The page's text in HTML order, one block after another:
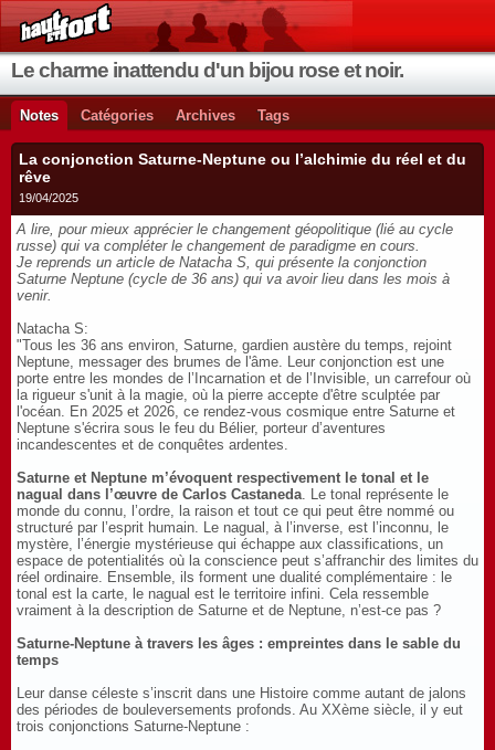
Le charme inattendu d'un bijou rose et noir.
Notes Catégories Archives Tags
La conjonction Saturne-Neptune ou l’alchimie du réel et du
rêve
19/04/2025
A lire, pour mieux apprécier le changement géopolitique (lié au cycle
russe) qui va compléter le changement de paradigme en cours.
Je reprends un article de Natacha S, qui présente la conjonction
Saturne Neptune (cycle de 36 ans) qui va avoir lieu dans les mois à
venir.
Natacha S:
"Tous les 36 ans environ, Saturne, gardien austère du temps, rejoint
Neptune, messager des brumes de l'âme. Leur conjonction est une
porte entre les mondes de l’Incarnation et de l’Invisible, un carrefour où
la rigueur s'unit à la magie, où la pierre accepte d'être sculptée par
l'océan. En 2025 et 2026, ce rendez-vous cosmique entre Saturne et
Neptune s'écrira sous le feu du Bélier, porteur d’aventures
incandescentes et de conquêtes ardentes.
Saturne et Neptune m’évoquent respectivement le tonal et le
nagual dans l’œuvre de Carlos Castaneda. Le tonal représente le
monde du connu, l’ordre, la raison et tout ce qui peut être nommé ou
structuré par l’esprit humain. Le nagual, à l’inverse, est l’inconnu, le
mystère, l’énergie mystérieuse qui échappe aux classifications, un
espace de potentialités où la conscience peut s’affranchir des limites du
réel ordinaire. Ensemble, ils forment une dualité complémentaire : le
tonal est la carte, le nagual est le territoire infini. Cela ressemble
vraiment à la description de Saturne et de Neptune, n’est-ce pas ?
Saturne-Neptune à travers les âges : empreintes dans le sable du
temps
Leur danse céleste s’inscrit dans une Histoire comme autant de jalons
des périodes de bouleversements profonds. Au XXème siècle, il y eut
trois conjonctions Saturne-Neptune :